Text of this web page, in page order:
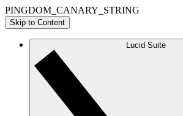
PINGDOM_CANARY_STRING
Skip to Content
Lucid Suite